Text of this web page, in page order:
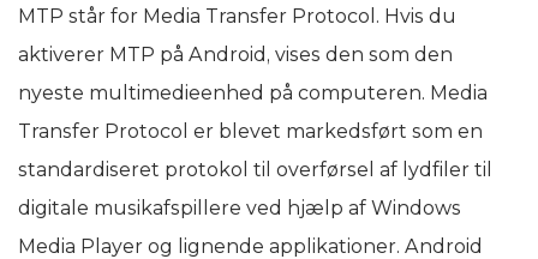
MTP står for Media Transfer Protocol. Hvis du
aktiverer MTP på Android, vises den som den
nyeste multimedieenhed på computeren. Media
Transfer Protocol er blevet markedsført som en
standardiseret protokol til overførsel af lydfiler til
digitale musikafspillere ved hjælp af Windows
Media Player og lignende applikationer. Android